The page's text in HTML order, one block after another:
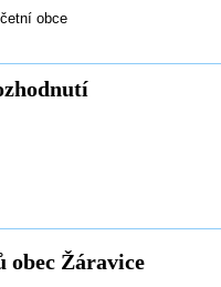
obce
obec Žáravice